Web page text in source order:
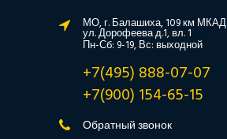
МО, г. Балашиха, 109 км МКАД
ул. Дорофеева д.1, вл. 1
Пн-Сб: 9-19, Вс: выходной
+7(495) 888-07-07
+7(900) 154-65-15
Обратный звонок